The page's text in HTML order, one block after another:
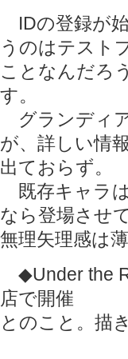
IDの登録が
うのはテスト
ことなんだろ
す。
グランディ
が、詳しい情
出ておらず。
既存キャラ
なら登場させ
無理矢理感は
◆Under the
店で開催
とのこと。描